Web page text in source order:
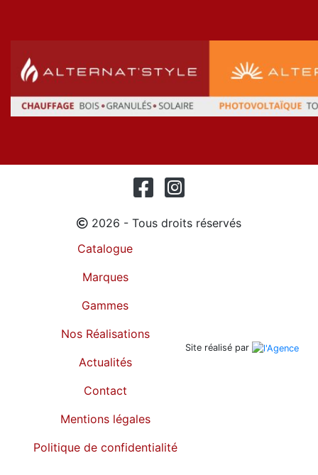
2026 - Tous droits réservés
Catalogue
Marques
Gammes
Nos Réalisations
Actualités
Contact
Mentions légales
Politique de confidentialité
Site réalisé par